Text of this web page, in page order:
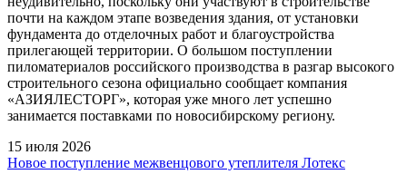
почти на каждом этапе возведения здания, от установки
фундамента до отделочных работ и благоустройства
прилегающей территории. О большом поступлении
пиломатериалов российского производства в разгар высокого
строительного сезона официально сообщает компания
«АЗИЯЛЕСТОРГ», которая уже много лет успешно
занимается поставками по новосибирскому региону.
15 июля 2026
Новое поступление межвенцового утеплителя Лотекс